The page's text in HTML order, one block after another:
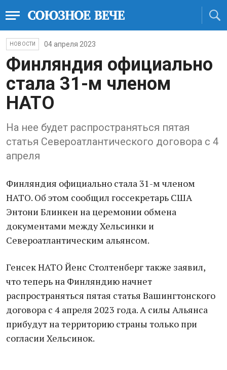
НОВОСТИ 04 апреля 2023
Финляндия официально
стала 31-м членом
НАТО
На нее будет распространяться пятая
статья Североатлантического договора с 4
апреля
Финляндия официально стала 31-м членом
НАТО. Об этом сообщил госсекретарь США
Энтони Блинкен на церемонии обмена
документами между Хельсинки и
Североатлантическим альянсом.
Генсек НАТО Йенс Столтенберг также заявил,
что теперь на Финляндию начнет
распространяться пятая статья Вашингтонского
договора с 4 апреля 2023 года. А силы Альянса
прибудут на территорию страны только при
согласии Хельсинок.